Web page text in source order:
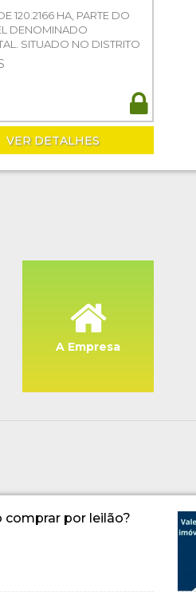
120.2166 HA, PARTE DO
DENOMINADO
SITUADO NO DISTRITO
CAARAPÃ/MS,
DE DOURADOS-MS -
0013077-61.2003.8.12.0002
VER DETALHES
A Empresa
comprar por leilão?